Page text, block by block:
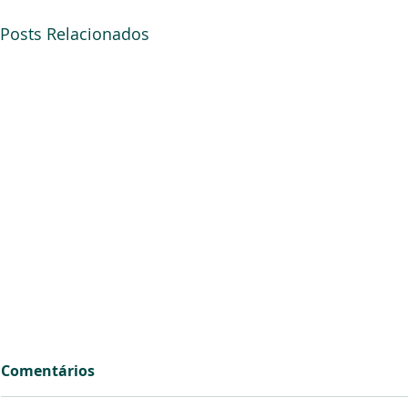
Posts Relacionados
Comentários